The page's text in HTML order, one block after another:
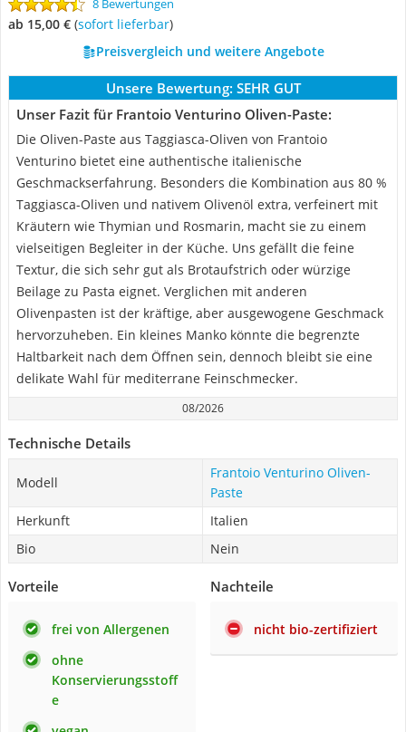
8 Bewertungen
ab 15,00 € ( Sofort lieferbar)
Preisvergleich und weitere Angebote
Unsere Bewertung: SEHR GUT
Unser Fazit für Frantoio Venturino Oliven-Paste:
Die Oliven-Paste aus Taggiasca-Oliven von Frantoio
Venturino bietet eine authentische italienische
Geschmackserfahrung. Besonders die Kombination aus 80 %
Taggiasca-Oliven und nativem Olivenöl extra, verfeinert mit
Kräutern wie Thymian und Rosmarin, macht sie zu einem
vielseitigen Begleiter in der Küche. Uns gefällt die feine
Textur, die sich sehr gut als Brotaufstrich oder würzige
Beilage zu Pasta eignet. Verglichen mit anderen
Olivenpasten ist der kräftige, aber ausgewogene Geschmack
hervorzuheben. Ein kleines Manko könnte die begrenzte
Haltbarkeit nach dem Öffnen sein, dennoch bleibt sie eine
delikate Wahl für mediterrane Feinschmecker.
08/2026
Technische Details
Modell
Frantoio Venturino Oliven-
Paste
Herkunft
Italien
Bio
Nein
Vorteile
frei von Allergenen
ohne
Konservierungsstoff
e
Nachteile
nicht bio-zertifiziert